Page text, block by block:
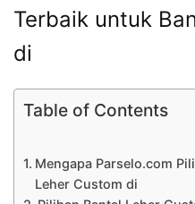
Terbaik untuk
di
Table of Contents
Mengapa Parselo.com
Leher Custom di